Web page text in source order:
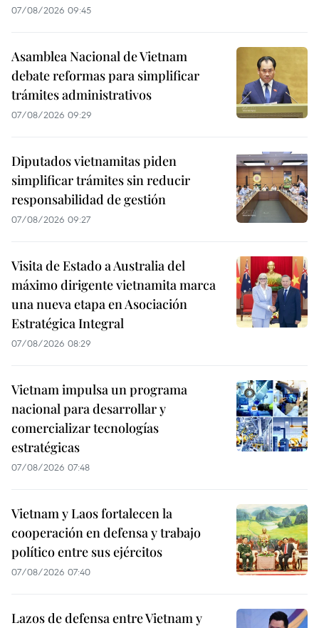
07/08/2026 09:45
Asamblea Nacional de Vietnam
debate reformas para simplificar
trámites administrativos
07/08/2026 09:29
Diputados vietnamitas piden
simplificar trámites sin reducir
responsabilidad de gestión
07/08/2026 09:27
Visita de Estado a Australia del
máximo dirigente vietnamita marca
una nueva etapa en Asociación
Estratégica Integral
07/08/2026 08:29
Vietnam impulsa un programa
nacional para desarrollar y
comercializar tecnologías
estratégicas
07/08/2026 07:48
Vietnam y Laos fortalecen la
cooperación en defensa y trabajo
político entre sus ejércitos
07/08/2026 07:40
Lazos de defensa entre Vietnam y